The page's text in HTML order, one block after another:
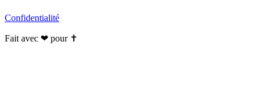
Confidentialité
Fait avec ❤ pour ✝️️